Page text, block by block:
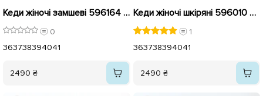
Кеди жіночі замшеві 596164 Шоколад
0
363738394041
2490 ₴
Кеди жіночі шкіряні 596010 Білі
1
363738394041
2490 ₴